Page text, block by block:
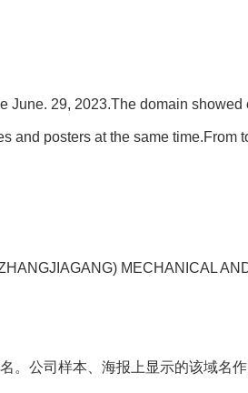
June. 29, 2023.The domain
and posters at the same time.From
MECHANICAL
。公司样本、海报上显示的该域名